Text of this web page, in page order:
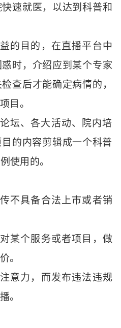
速就医，以达到科普和
的目的，在直播平台中
时，介绍应到某个专家
查后才能确定病情的，
目。
坛、各大活动、院内培
的内容剪辑成一个科普
使用的。
不具备合法上市或者销
某个服务或者项目，做
。
意力，而发布违法违规
。